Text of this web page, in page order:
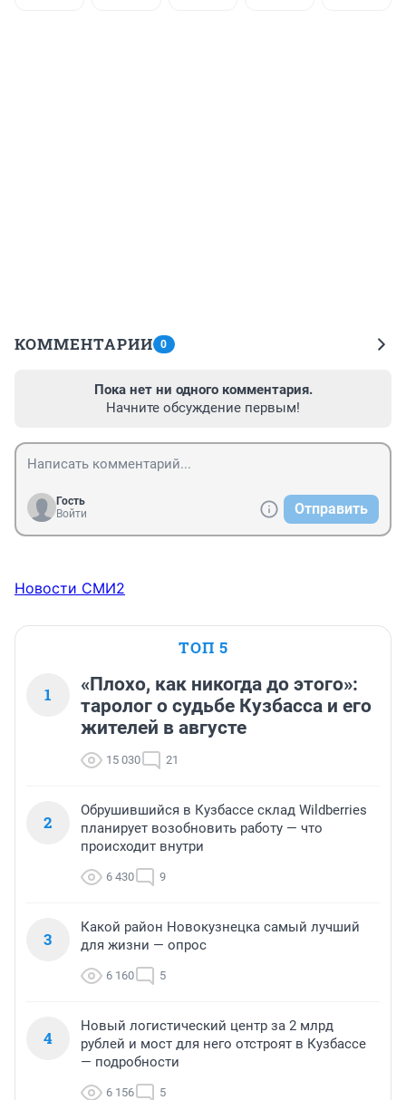
КОММЕНТАРИИ 0
Пока нет ни одного комментария.
Начните обсуждение первым!
Гость
Войти
Отправить
Новости СМИ2
ТОП 5
1
«Плохо, как никогда до этого»:
таролог о судьбе Кузбасса и его
жителей в августе
15 030 21
2
Обрушившийся в Кузбассе склад Wildberries
планирует возобновить работу — что
происходит внутри
6 430 9
3
Какой район Новокузнецка самый лучший
для жизни — опрос
6 160 5
4
Новый логистический центр за 2 млрд
рублей и мост для него отстроят в Кузбассе
— подробности
6 156 5